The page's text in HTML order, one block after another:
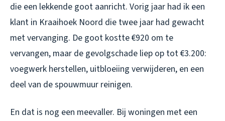
die een lekkende goot aanricht. Vorig jaar had ik een
klant in Kraaihoek Noord die twee jaar had gewacht
met vervanging. De goot kostte €920 om te
vervangen, maar de gevolgschade liep op tot €3.200:
voegwerk herstellen, uitbloeiing verwijderen, en een
deel van de spouwmuur reinigen.
En dat is nog een meevaller. Bij woningen met een